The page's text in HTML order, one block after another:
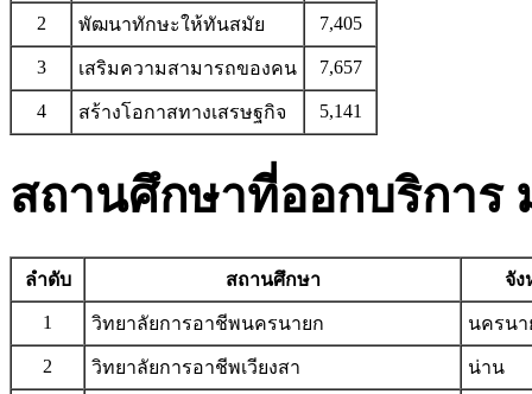
2 พัฒนาทักษะให้ทันสมัย 7,405
3 เสริมความสามารถของคน 7,657
4 สร้างโอกาสทางเสรษฐกิจ 5,141
สถานศึกษาที่ออกบริการ
ลำดับ สถานศึกษา จัง
1 วิทยาลัยการอาชีพนครนายก นครนา
2 วิทยาลัยการอาชีพเวียงสา น่าน